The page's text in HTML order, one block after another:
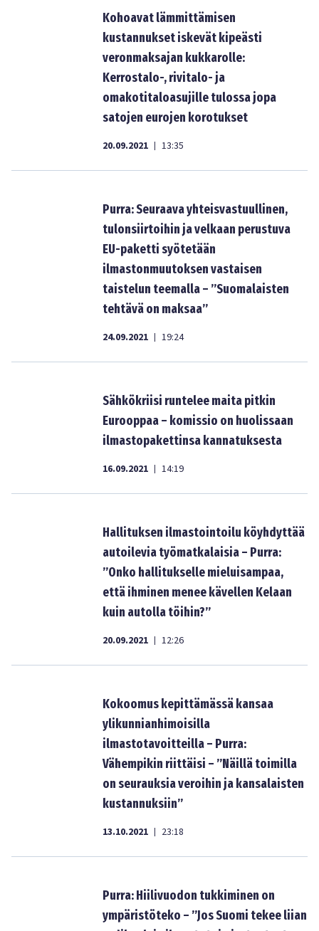
Kohoavat lämmittämisen
kustannukset iskevät kipeästi
veronmaksajan kukkarolle:
Kerrostalo-, rivitalo- ja
omakotitaloasujille tulossa jopa
satojen eurojen korotukset
20.09.2021 | 13:35
Purra: Seuraava yhteisvastuullinen,
tulonsiirtoihin ja velkaan perustuva
EU-paketti syötetään
ilmastonmuutoksen vastaisen
taistelun teemalla – ”Suomalaisten
tehtävä on maksaa”
24.09.2021 | 19:24
Sähkökriisi runtelee maita pitkin
Eurooppaa – komissio on huolissaan
ilmastopakettinsa kannatuksesta
16.09.2021 | 14:19
Hallituksen ilmastointoilu köyhdyttää
autoilevia työmatkalaisia – Purra:
”Onko hallitukselle mieluisampaa,
että ihminen menee kävellen Kelaan
kuin autolla töihin?”
20.09.2021 | 12:26
Kokoomus kepittämässä kansaa
ylikunnianhimoisilla
ilmastotavoitteilla – Purra:
Vähempikin riittäisi – ”Näillä toimilla
on seurauksia veroihin ja kansalaisten
kustannuksiin”
13.10.2021 | 23:18
Purra: Hiilivuodon tukkiminen on
ympäristöteko – ”Jos Suomi tekee liian